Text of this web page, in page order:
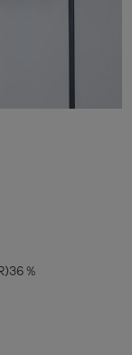
％